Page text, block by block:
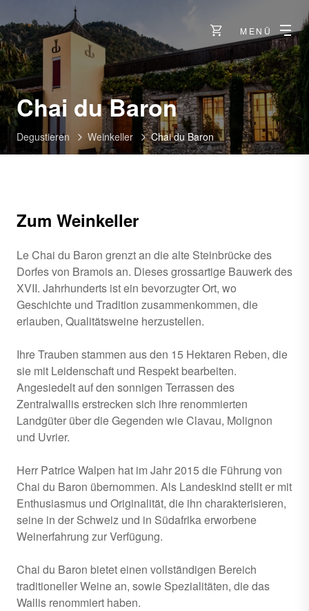
MENÜ
Chai du Baron-
Bramois
Degustieren Weinkeller Chai du Baron
Zum Weinkeller
Le Chai du Baron grenzt an die alte Steinbrücke des
Dorfes von Bramois an. Dieses grossartige Bauwerk des
XVII. Jahrhunderts ist ein bevorzugter Ort, wo
Geschichte und Tradition zusammenkommen, die
erlauben, Qualitätsweine herzustellen.
Ihre Trauben stammen aus den 15 Hektaren Reben, die
sie mit Leidenschaft und Respekt bearbeiten.
Angesiedelt auf den sonnigen Terrassen des
Zentralwallis erstrecken sich ihre renommierten
Landgüter über die Gegenden wie Clavau, Molignon
und Uvrier.
Herr Patrice Walpen hat im Jahr 2015 die Führung von
Chai du Baron übernommen. Als Landeskind stellt er mit
Enthusiasmus und Originalität, die ihn charakterisieren,
seine in der Schweiz und in Südafrika erworbene
Weinerfahrung zur Verfügung.
Chai du Baron bietet einen vollständigen Bereich
traditioneller Weine an, sowie Spezialitäten, die das
Wallis renommiert haben.